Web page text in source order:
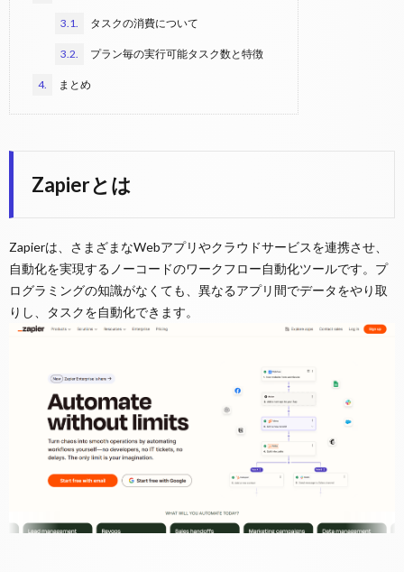
3.1. タスクの消費について
3.2. プラン毎の実行可能タスク数と特徴
4. まとめ
Zapierとは
Zapierは、さまざまなWebアプリやクラウドサービスを連携させ、
自動化を実現するノーコードのワークフロー自動化ツールです。プ
ログラミングの知識がなくても、異なるアプリ間でデータをやり取
りし、タスクを自動化できます。